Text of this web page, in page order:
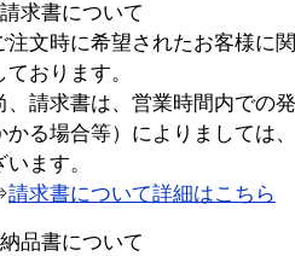
求書について
注文時に希望されたお客様に
ております。
、請求書は、営業時間内での
かる場合等）によりましては
います。
請求書について詳細はこちら
品書について